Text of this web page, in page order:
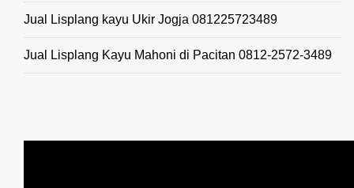
Jual Lisplang kayu Ukir Jogja 081225723489
Jual Lisplang Kayu Mahoni di Pacitan 0812-2572-3489